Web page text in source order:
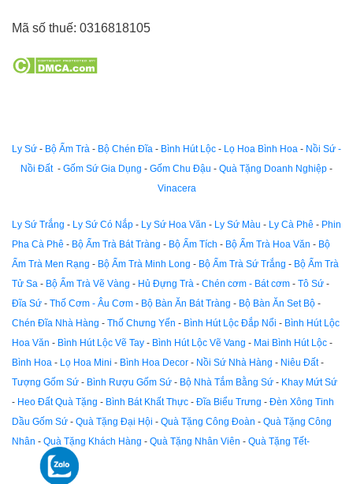
Mã số thuế: 0316818105
Ly Sứ - Bộ Ấm Trà - Bộ Chén Đĩa - Bình Hút Lộc - Lọ Hoa Bình Hoa - Nồi Sứ -
Nồi Đất - Gốm Sứ Gia Dụng - Gốm Chu Đậu - Quà Tặng Doanh Nghiệp -
Vinacera
Ly Sứ Trắng - Ly Sứ Có Nắp - Ly Sứ Hoa Văn - Ly Sứ Màu - Ly Cà Phê - Phin
Pha Cà Phê - Bộ Ấm Trà Bát Tràng - Bộ Ấm Tích - Bộ Ấm Trà Hoa Văn - Bộ
Ấm Trà Men Rạng - Bộ Ấm Trà Minh Long - Bộ Ấm Trà Sứ Trắng - Bộ Ấm Trà
Tử Sa - Bộ Ấm Trà Vẽ Vàng - Hủ Đựng Trà - Chén cơm - Bát cơm - Tô Sứ -
Đĩa Sứ - Thố Cơm - Âu Cơm - Bộ Bàn Ăn Bát Tràng - Bộ Bàn Ăn Set Bộ -
Chén Đĩa Nhà Hàng - Thố Chưng Yến - Bình Hút Lộc Đắp Nổi - Bình Hút Lộc
Hoa Văn - Bình Hút Lộc Vẽ Tay - Bình Hút Lộc Vẽ Vang - Mai Bình Hút Lộc -
Bình Hoa - Lọ Hoa Mini - Bình Hoa Decor - Nồi Sứ Nhà Hàng - Niêu Đất-
Tượng Gốm Sứ - Bình Rượu Gốm Sứ - Bộ Nhà Tắm Bằng Sứ - Khay Mứt Sứ
- Heo Đất Quà Tặng - Bình Bát Khất Thực - Đĩa Biểu Trưng - Đèn Xông Tinh
Dầu Gốm Sứ - Quà Tặng Đại Hội - Quà Tặng Công Đoàn - Quà Tặng Công
Nhân - Quà Tặng Khách Hàng - Quà Tặng Nhân Viên - Quà Tặng Tết-